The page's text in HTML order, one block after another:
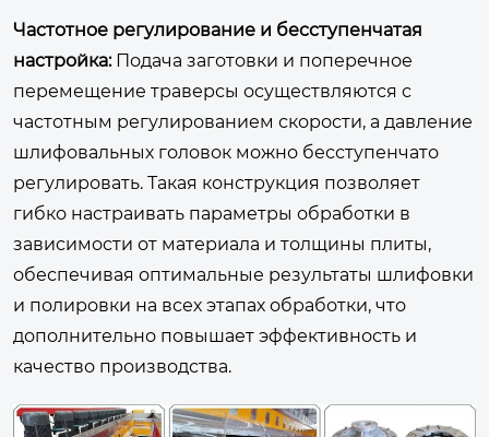
Частотное регулирование и бесступенчатая
настройка:Подача заготовки и поперечное
перемещение траверсы осуществляются с
частотным регулированием скорости, а давление
шлифовальных головок можно бесступенчато
регулировать. Такая конструкция позволяет
гибко настраивать параметры обработки в
зависимости от материала и толщины плиты,
обеспечивая оптимальные результаты шлифовки
и полировки на всех этапах обработки, что
дополнительно повышает эффективность и
качество производства.